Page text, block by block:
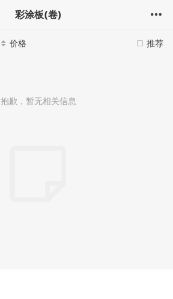
彩涂板(卷)
推荐
价格
抱歉，暂无相关信息